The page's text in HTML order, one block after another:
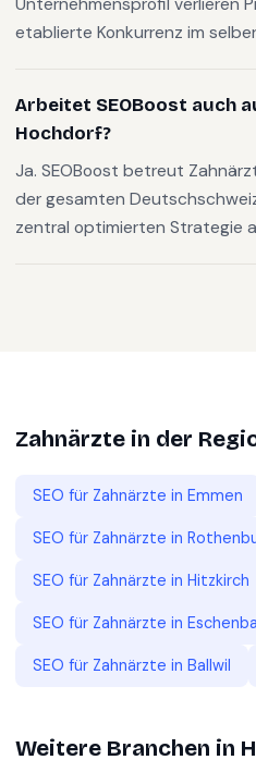
etablierte Konkurrenz im
Arbeitet SEOBoost auch
Hochdorf?
Ja. SEOBoost betreut
der gesamten
zentral optimierten Strategie
Zahnärzte in der
SEO für Zahnärzte in Emmen
SEO für Zahnärzte in
SEO für Zahnärzte in Hitzkirch
SEO für Zahnärzte in
SEO für Zahnärzte in Ballwil
Weitere Branchen in